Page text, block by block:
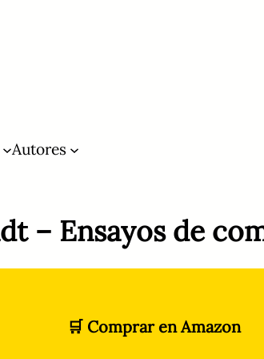
Autores
– Ensayos de
🛒 Comprar en Amazon